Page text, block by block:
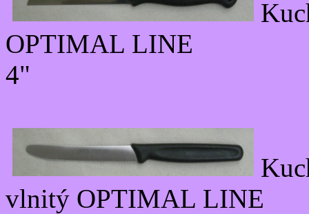
OPTIMAL LINE
4"
vlnitý OPTIMAL LINE